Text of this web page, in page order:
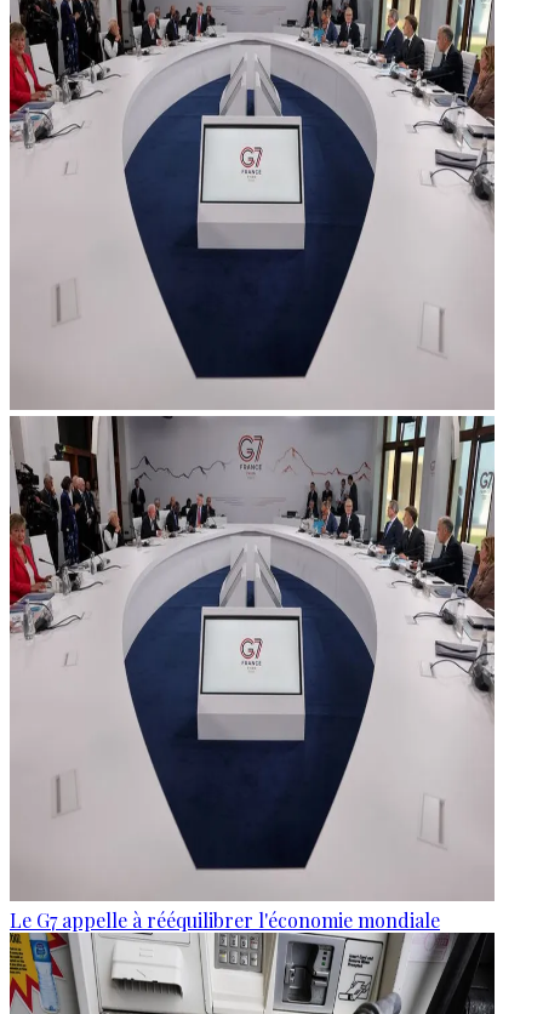
Le G7 appelle à rééquilibrer l'économie mondiale